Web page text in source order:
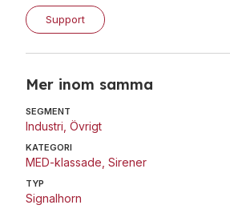
Support
Mer inom samma
SEGMENT
Industri Övrigt
KATEGORI
MED-klassade Sirener
TYP
Signalhorn